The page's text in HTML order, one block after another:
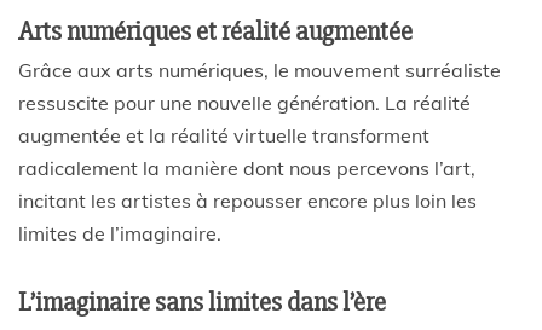
Arts numériques et réalité augmentée
Grâce aux arts numériques, le mouvement surréaliste
ressuscite pour une nouvelle génération. La réalité
augmentée et la réalité virtuelle transforment
radicalement la manière dont nous percevons l’art,
incitant les artistes à repousser encore plus loin les
limites de l’imaginaire.
L’imaginaire sans limites dans l’ère